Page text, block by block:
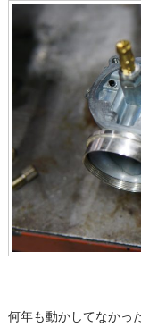
何年も動かしてなかっ